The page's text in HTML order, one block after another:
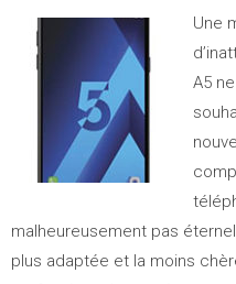
Une
A5
malheureusement pas
plus adaptée et la moins